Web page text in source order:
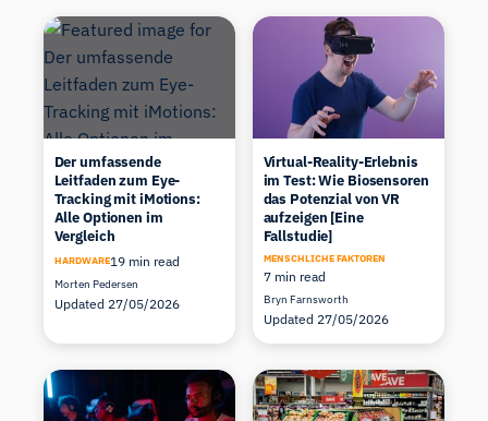
Der umfassende
Leitfaden zum Eye-
Tracking mit iMotions:
Alle Optionen im
Vergleich
HARDWARE19 min read
Morten Pedersen
Updated 27/05/2026
Virtual-Reality-Erlebnis
im Test: Wie Biosensoren
das Potenzial von VR
aufzeigen [Eine
Fallstudie]
MENSCHLICHE FAKTOREN
7 min read
Bryn Farnsworth
Updated 27/05/2026